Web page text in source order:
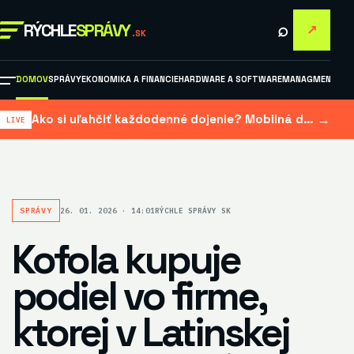
RÝCHLESPRÁVY .SK ⌕ ↗
DOMOVSPRÁVYEKONOMIKA A FINANCIEHARDWARE A SOFTWAREMANAGMENT A
Ako si uľahčiť každodenné dojenie? Mobilná dojačka šetrí čas aj námahu →
SPRÁVY 26. 01. 2026 · 14:01RÝCHLE SPRÁVY SK
Kofola kupuje
podiel vo firme,
ktorej v Latinskej